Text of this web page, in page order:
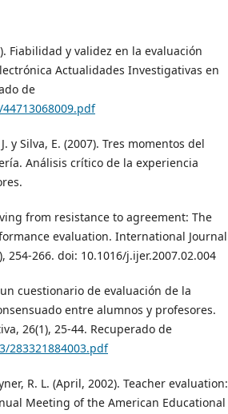
Fiabilidad y validez en la evaluación
Actualidades Investigativas en
de
y Silva, E. (2007). Tres momentos del
Análisis crítico de la experiencia
from resistance to agreement: The
evaluation. International Journal
254-266. doi: 10.1016/j.ijer.2007.02.004
cuestionario de evaluación de la
entre alumnos y profesores.
26(1), 25-44. Recuperado de
283321884003.pdf
R. L. (April, 2002). Teacher evaluation:
Meeting of the American Educational